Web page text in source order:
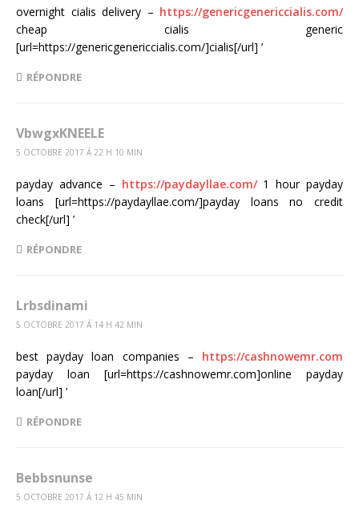
overnight cialis delivery – https://genericgenericcialis.com/
cheap cialis generic
[url=https://genericgenericcialis.com/]cialis[/url] ’
RÉPONDRE
VbwgxKNEELE
5 OCTOBRE 2017 Á 22 H 10 MIN
payday advance – https://paydayllae.com/1 hour payday
loans [url=https://paydayllae.com/]payday loans no credit
check[/url] ’
RÉPONDRE
Lrbsdinami
5 OCTOBRE 2017 Á 14 H 42 MIN
best payday loan companies – https://cashnowemr.com
payday loan [url=https://cashnowemr.com]online payday
loan[/url] ’
RÉPONDRE
Bebbsnunse
5 OCTOBRE 2017 Á 12 H 45 MIN